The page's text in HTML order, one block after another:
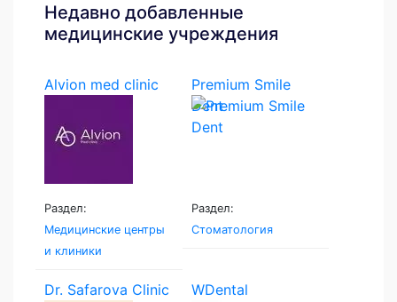
Недавно добавленные
медицинские учреждения
Alvion med clinic
Раздел:
Медицинские центры
и клиники
Premium Smile
Dent
Раздел:
Стоматология
Dr. Safarova Clinic WDental